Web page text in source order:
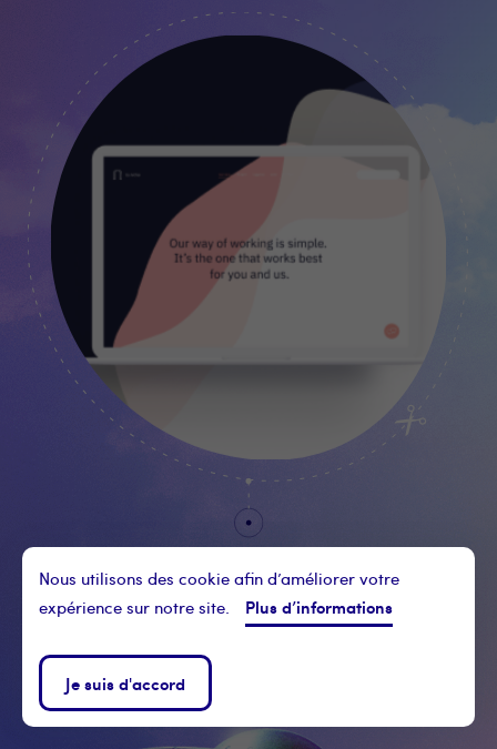
La Niche
Nous utilisons des cookie afin d’améliorer votre
expérience sur notre site.
Plus d’informations
Je suis d'accord